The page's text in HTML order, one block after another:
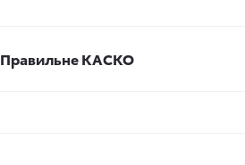
Правильне КАСКО